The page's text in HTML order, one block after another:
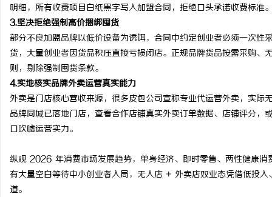
明细，所有收费项目白纸黑字写入加盟合同，拒绝口头承诺收费标准
3.坚决拒绝强制高价捆绑囤货
部分不良加盟品牌以低价设备为诱饵，合同中约定创业者必须一次
货，大量创业者因货品积压直接亏损闭店。正规品牌货品按需采购
则，剔除强制囤货条款。
4.实地核实品牌外卖运营真实能力
外卖是门店核心营收来源，很多皮包公司宣称专业代运营外卖，实
品牌同城已落地门店，查看合作店铺真实外卖订单数据、店铺评分
口吹嘘运营实力。
纵观 2026 年消费市场发展趋势，单身经济、即时零售、两性健康
有大量空白等待中小创业者入局，无人店 + 外卖店双业态凭借低投
道。